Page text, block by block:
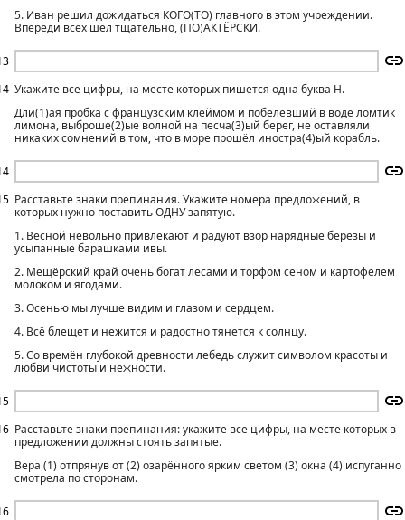
5. Иван решил дожидаться КОГО(ТО) главного в этом учреждении.
Впереди всех шёл тщательно, (ПО)АКТЁРСКИ.
Укажите все цифры, на месте которых пишется одна буква Н.
Дли(1)ая пробка с французским клеймом и побелевший в воде ломтик
лимона, выброше(2)ые волной на песча(3)ый берег, не оставляли
никаких сомнений в том, что в море прошёл иностра(4)ый корабль.
Расставьте знаки препинания. Укажите номера предложений, в
которых нужно поставить ОДНУ запятую.
1. Весной невольно привлекают и радуют взор нарядные берёзы и
усыпанные барашками ивы.
2. Мещёрский край очень богат лесами и торфом сеном и картофелем
молоком и ягодами.
3. Осенью мы лучше видим и глазом и сердцем.
4. Всё блещет и нежится и радостно тянется к солнцу.
5. Со времён глубокой древности лебедь служит символом красоты и
любви чистоты и нежности.
Расставьте знаки препинания: укажите все цифры, на месте которых в
предложении должны стоять запятые.
Вера (1) отпрянув от (2) озарённого ярким светом (3) окна (4) испуганно
смотрела по сторонам.